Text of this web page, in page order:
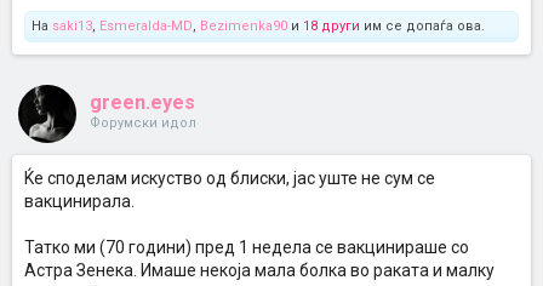
На saki13, Esmeralda-MD, Bezimenka90 и 18 други им се допаѓа ова.
green.eyes
Форумски идол
Ќе споделам искуство од блиски, јас уште не сум се
вакцинирала.
Татко ми (70 години) пред 1 недела се вакцинираше со
Астра Зенека. Имаше некоја мала болка во раката и малку